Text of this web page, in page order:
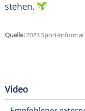
stehen.
Quelle:2023 Sport-
Video